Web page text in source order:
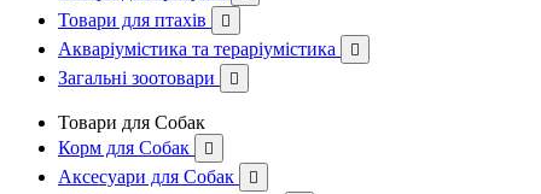
Товари для птахів 
Акваріумістика та тераріумістика 
Загальні зоотовари 
Товари для Собак
Корм для Собак

Аксесуари для Собак 